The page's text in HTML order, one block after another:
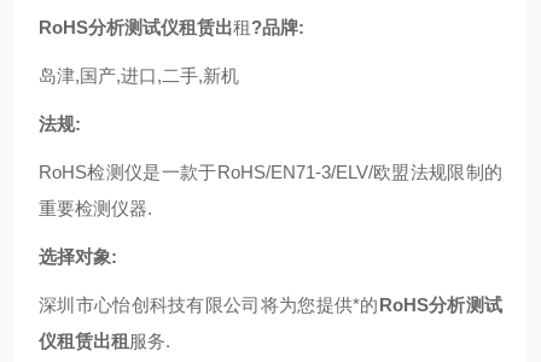
RoHS分析测试仪租赁出租?品牌:
岛津,国产,进口,二手,新机
法规:
RoHS检测仪是一款于RoHS/EN71-3/ELV/欧盟法规限制的
重要检测仪器.
选择对象:
深圳市心怡创科技有限公司将为您提供*的RoHS分析测试
仪租赁出租 服务.